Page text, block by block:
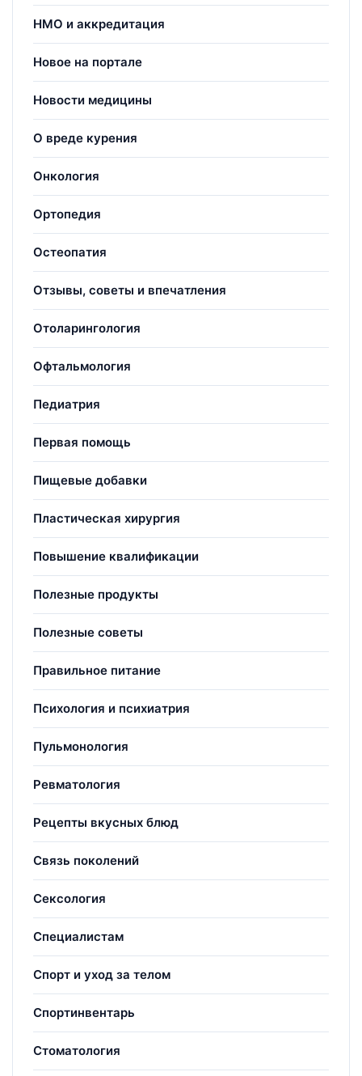
НМО и аккредитация
Новое на портале
Новости медицины
О вреде курения
Онкология
Ортопедия
Остеопатия
Отзывы, советы и впечатления
Отоларингология
Офтальмология
Педиатрия
Первая помощь
Пищевые добавки
Пластическая хирургия
Повышение квалификации
Полезные продукты
Полезные советы
Правильное питание
Психология и психиатрия
Пульмонология
Ревматология
Рецепты вкусных блюд
Связь поколений
Сексология
Специалистам
Спорт и уход за телом
Спортинвентарь
Стоматология